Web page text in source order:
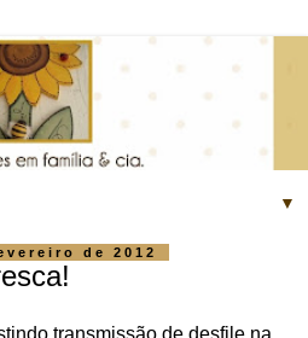
▼
de 2012
transmissão de desfile na